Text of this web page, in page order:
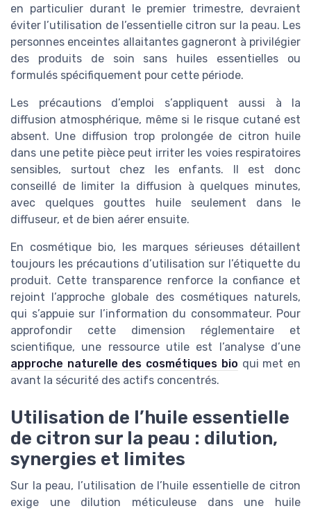
en particulier durant le premier trimestre, devraient
éviter l’utilisation de l’essentielle citron sur la peau. Les
personnes enceintes allaitantes gagneront à privilégier
des produits de soin sans huiles essentielles ou
formulés spécifiquement pour cette période.
Les précautions d’emploi s’appliquent aussi à la
diffusion atmosphérique, même si le risque cutané est
absent. Une diffusion trop prolongée de citron huile
dans une petite pièce peut irriter les voies respiratoires
sensibles, surtout chez les enfants. Il est donc
conseillé de limiter la diffusion à quelques minutes,
avec quelques gouttes huile seulement dans le
diffuseur, et de bien aérer ensuite.
En cosmétique bio, les marques sérieuses détaillent
toujours les précautions d’utilisation sur l’étiquette du
produit. Cette transparence renforce la confiance et
rejoint l’approche globale des cosmétiques naturels,
qui s’appuie sur l’information du consommateur. Pour
approfondir cette dimension réglementaire et
scientifique, une ressource utile est l’analyse d’une
approche naturelle des cosmétiques bio qui met en
avant la sécurité des actifs concentrés.
Utilisation de l’huile essentielle
de citron sur la peau : dilution,
synergies et limites
Sur la peau, l’utilisation de l’huile essentielle de citron
exige une dilution méticuleuse dans une huile